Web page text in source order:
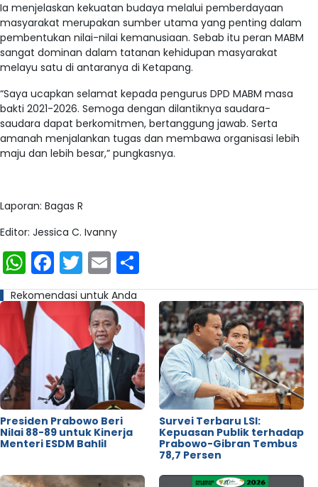
Ia menjelaskan kekuatan budaya melalui pemberdayaan
masyarakat merupakan sumber utama yang penting dalam
pembentukan nilai-nilai kemanusiaan. Sebab itu peran MABM
sangat dominan dalam tatanan kehidupan masyarakat
melayu satu di antaranya di Ketapang.
“Saya ucapkan selamat kepada pengurus DPD MABM masa
bakti 2021-2026. Semoga dengan dilantiknya saudara-
saudara dapat berkomitmen, bertanggung jawab. Serta
amanah menjalankan tugas dan membawa organisasi lebih
maju dan lebih besar,” pungkasnya.
Laporan: Bagas R
Editor: Jessica C. Ivanny
WhatsApp
Facebook
Twitter
Email
Rekomendasi untuk Anda
Presiden Prabowo Beri
Nilai 88-89 untuk Kinerja
Menteri ESDM Bahlil
Survei Terbaru LSI:
Kepuasan Publik terhadap
Prabowo-Gibran Tembus
78,7 Persen